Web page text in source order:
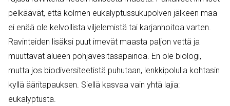
pelkäävät, että kolmen eukalyptussukupolven jälkeen maa
ei enää ole kelvollista viljelemistä tai karjanhoitoa varten.
Ravinteiden lisäksi puut imevät maasta paljon vettä ja
muuttavat alueen pohjavesitasapainoa. En ole biologi,
mutta jos biodiversiteetistä puhutaan, lenkkipolulla kohtasin
kyllä ääritapauksen. Siellä kasvaa vain yhtä lajia:
eukalyptusta.